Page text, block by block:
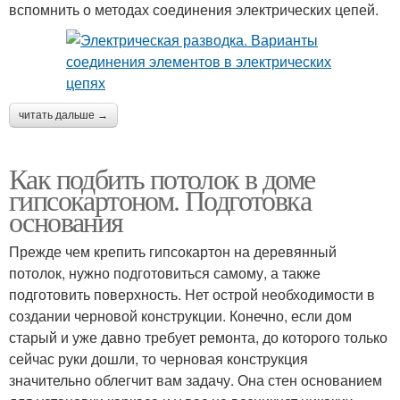
вспомнить о методах соединения электрических цепей.
читать дальше →
Как подбить потолок в доме
гипсокартоном. Подготовка
основания
Прежде чем крепить гипсокартон на деревянный
потолок, нужно подготовиться самому, а также
подготовить поверхность. Нет острой необходимости в
создании черновой конструкции. Конечно, если дом
старый и уже давно требует ремонта, до которого только
сейчас руки дошли, то черновая конструкция
значительно облегчит вам задачу. Она стен основанием